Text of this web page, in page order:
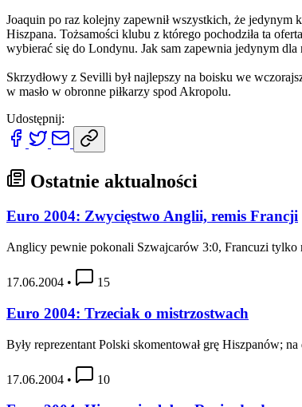
Joaquin po raz kolejny zapewnił wszystkich, że jedynym
Hiszpana. Tożsamości klubu z którego pochodziła ta
wybierać się do Londynu. Jak sam zapewnia jedynym
Skrzydłowy z Sevilli był najlepszy na boisku we
w masło w obronne piłkarzy spod Akropolu.
Udostępnij:
Ostatnie aktualności
Euro 2004: Zwycięstwo Anglii, remis Francji
Anglicy pewnie pokonali Szwajcarów 3:0, Francuzi tylko
17.06.2004 • 15
Euro 2004: Trzeciak o mistrzostwach
Były reprezentant Polski skomentował grę Hiszpanów; na
17.06.2004 • 10